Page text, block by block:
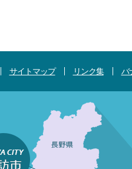
サイトマップ リンク集 バ